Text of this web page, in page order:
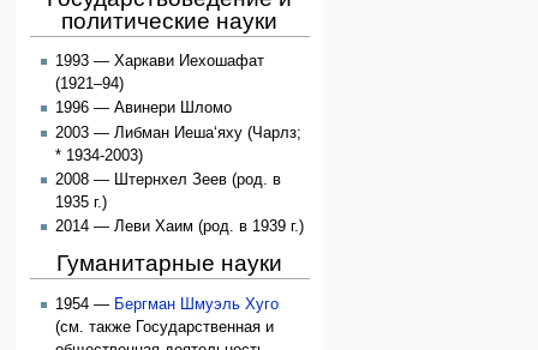
политические науки
1993 — Харкави Иехошафат
(1921–94)
1996 — Авинери Шломо
2003 — Либман Иеша‘яху (Чарлз;
* 1934-2003)
2008 — Штернхел Зеев (род. в
1935 г.)
2014 — Леви Хаим (род. в 1939 г.)
Гуманитарные науки
1954 — Бергман Шмуэль Хуго
(см. также Государственная и